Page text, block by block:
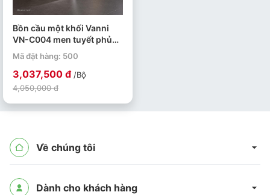
Bồn cầu một khối Vanni
VN-C004 men tuyết phủ
nano kháng khuẩn
Mã đặt hàng: 500
3,037,500 đ /Bộ
4,050,000 đ
Về chúng tôi
Dành cho khách hàng